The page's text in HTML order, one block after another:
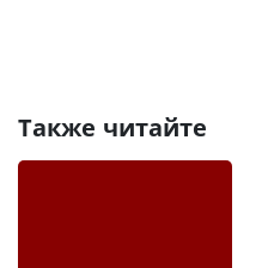
Также читайте